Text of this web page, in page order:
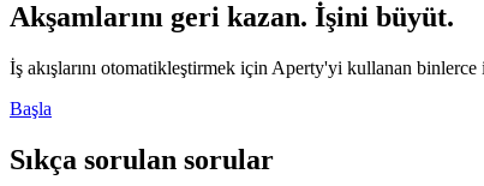
Akşamlarını geri kazan. İşini büyüt.
İş akışlarını otomatikleştirmek için Aperty'yi kullanan binlerce
Başla
Sıkça sorulan sorular